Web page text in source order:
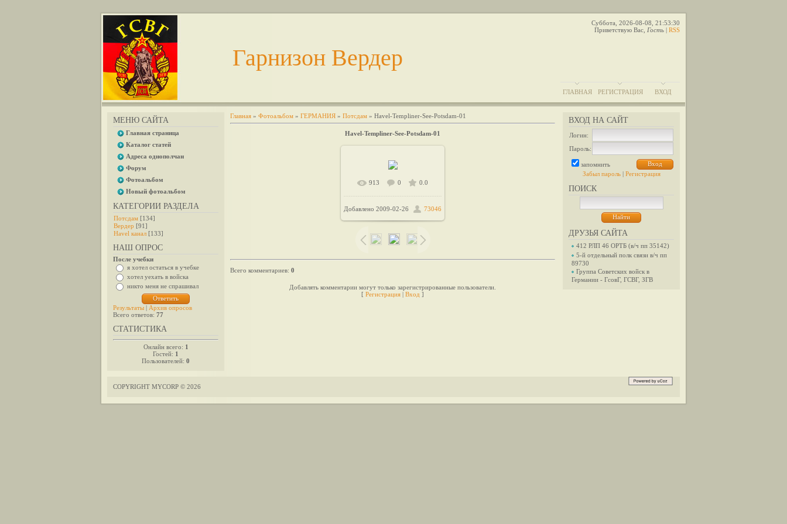
Гарнизон Вердер
Суббота, 2026-08-08, 21:53:30
Приветствую Вас Гость | RSS
ГЛАВНАЯ РЕГИСТРАЦИЯ ВХОД
МЕНЮ САЙТА
Главная страница
Каталог статей
Адреса однополчан
Форум
Фотоальбом
Новый фотоальбом
КАТЕГОРИИ РАЗДЕЛА
Потсдам [134]
Вердер [91]
Havel канал [133]
НАШ ОПРОС
После учебки
я хотел остаться в учебке
хотел уехать в войска
никто меня не спрашивал
Результаты | Архив опросов
Всего ответов: 77
СТАТИСТИКА
Онлайн всего: 1
Гостей: 1
Пользователей: 0
ВХОД НА САЙТ
Логин:
Пароль:
запомнить
Забыл пароль| Регистрация
ПОИСК
ДРУЗЬЯ САЙТА
412 РЛП 46 ОРТБ (в/ч пп 35142)
5-й отдельный полк связи в/ч пп
89730
Группа Советских войск в
Германии - ГсовГ, ГСВГ, ЗГВ
Главная » Фотоальбом » ГЕРМАНИЯ » Потсдам » Havel-Templiner-See-Potsdam-01
Havel-Templiner-See-Potsdam-01
В реальном размере
800x600 / 51.6Kb
913 0 0.0
Добавлено 2009-02-26 73046
Всего комментариев: 0
Добавлять комментарии могут только зарегистрированные пользователи.
[ Регистрация | Вход ]
COPYRIGHT MYCORP © 2026